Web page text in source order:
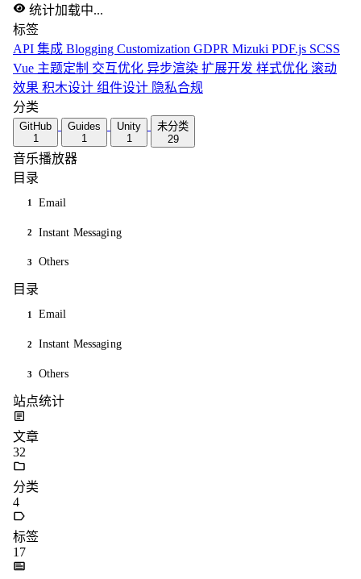
统计加载中...
标签
API 集成 Blogging Customization GDPR Mizuki PDF.js SCSS
Vue 主题定制 交互优化 异步渲染 扩展开发 样式优化 滚动
效果 积木设计 组件设计 隐私合规
分类
GitHub
1
Guides
1
Unity
1
未分类
29
音乐播放器
目录
1 Email
2 Instant Messaging
3 Others
目录
1 Email
2 Instant Messaging
3 Others
站点统计
文章
32
分类
4
标签
17